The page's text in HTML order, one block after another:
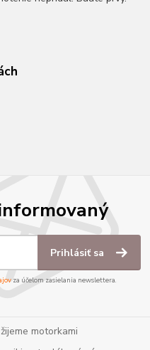
Prihlásiť sa
za účelom zasielania newslettera.
motorkami